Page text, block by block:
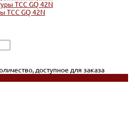
ТСС GQ 42N
доступное для заказа